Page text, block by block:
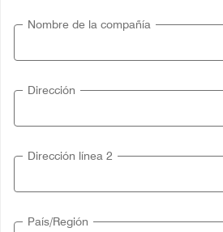
Nombre de la compañía
Dirección
Dirección línea 2
País/Región